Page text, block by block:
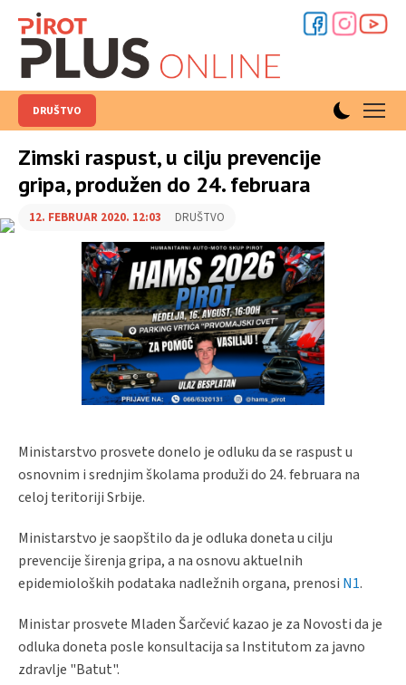
DRUŠTVO
Zimski raspust, u cilju prevencije
gripa, produžen do 24. februara
12. FEBRUAR 2020. 12:03 DRUŠTVO
Ministarstvo prosvete donelo je odluku da se raspust u
osnovnim i srednjim školama produži do 24. februara na
celoj teritoriji Srbije.
Ministarstvo je saopštilo da je odluka doneta u cilju
prevencije širenja gripa, a na osnovu aktuelnih
epidemioloških podataka nadležnih organa, prenosi N1.
Ministar prosvete Mladen Šarčević kazao je za Novosti da je
odluka doneta posle konsultacija sa Institutom za javno
zdravlje "Batut".